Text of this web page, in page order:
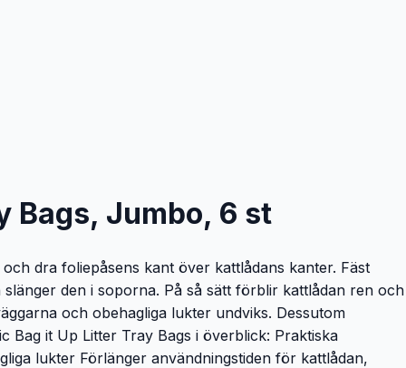
Bags, Jumbo, 6 st
dra foliepåsens kant över kattlådans kanter. Fäst
den i soporna. På så sätt förblir kattlådan ren och
och obehagliga lukter undviks. Dessutom
Bag it Up Litter Tray Bags i överblick: Praktiska
lukter Förlänger användningstiden för kattlådan,